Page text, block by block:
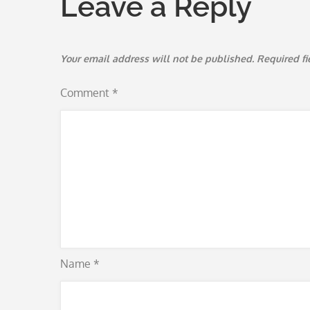
Your email address will not be published. Required
Comment *
Name *